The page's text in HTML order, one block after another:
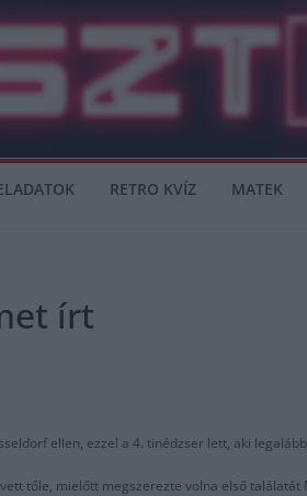
RETRO KVÍZ MATEK
írt
ellen, ezzel a 4. tinédzser lett, aki
tőle, mielőtt megszerezte volna első találatát